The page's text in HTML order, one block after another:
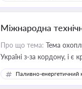
Міжнародна
Про що тема: Тема
Україні з-за кордону, і
інфраструктурних
Паливно-енергетичний